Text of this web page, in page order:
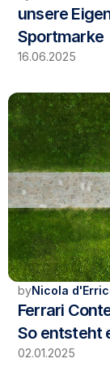
unsere
Sportmarke
16.06.2025
byNicola
Ferrari
So entsteht
02.01.2025